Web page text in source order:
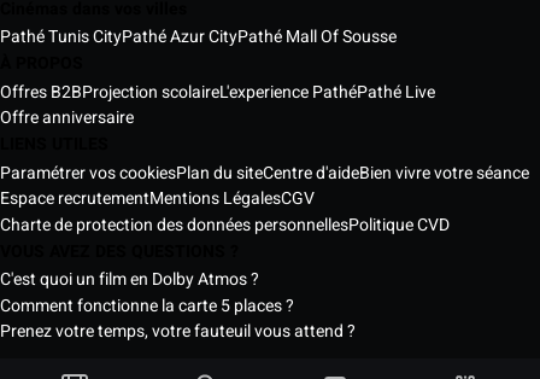
Pathé Tunis CityPathé Azur CityPathé Mall Of Sousse
Offres B2BProjection scolaireL'experience PathéPathé Live
Offre anniversaire
Paramétrer vos cookiesPlan du siteCentre d'aideBien vivre votre séance
Espace recrutementMentions LégalesCGV
Charte de protection des données personnellesPolitique CVD
C'est quoi un film en Dolby Atmos ?
Comment fonctionne la carte 5 places ?
Prenez votre temps, votre fauteuil vous attend ?